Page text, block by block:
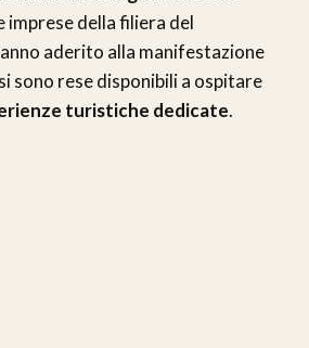
imprese della filiera del
aderito alla manifestazione
sono rese disponibili a ospitare
turistiche dedicate.